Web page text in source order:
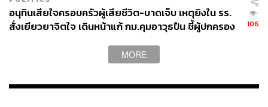
อนุทินเสียใจครอบครัวผู้เสียชีวิต-บาดเจ็บ เหตุยิงใน รร.
สั่งเยียวยาจิตใจ เดินหน้าแก้ กม.คุมอาวุธปืน ชี้ผู้ปกครอง
106
MORE